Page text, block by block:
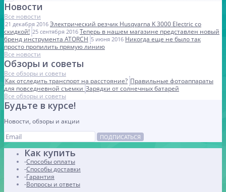
Новости
Все новости
21 декабря 2016 Электрический резчик Husqvarna K 3000 Electric со
скидкой! 25 сентября 2016 Теперь в нашем магазине представлен новый
бренд инструмента ATORCH 5 июня 2016 Никогда еще не было так
просто пропилить прямую линию
Все новости
Обзоры и советы
Все обзоры и советы
Как отследить транспорт на расстояние? Правильные фотоаппараты
для повседневной съемки Зарядки от солнечных батарей
Все обзоры и советы
Будьте в курсе!
Новости, обзоры и акции
ПОДПИСАТЬСЯ
Как купить
Способы оплаты
Способы доставки
Гарантия
Вопросы и ответы